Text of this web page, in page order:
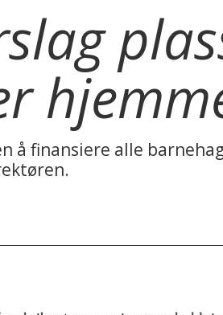
å finansiere alle